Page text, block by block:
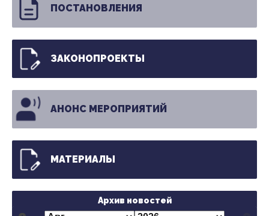
ПОСТАНОВЛЕНИЯ
ЗАКОНОПРОЕКТЫ
АНОНС МЕРОПРИЯТИЙ
МАТЕРИАЛЫ
Архив новостей